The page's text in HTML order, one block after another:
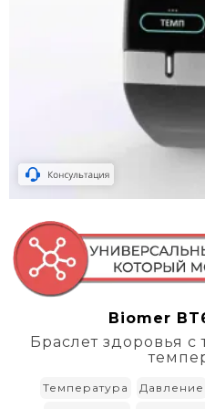
Biomer
Браслет здоровья
Температура Давление